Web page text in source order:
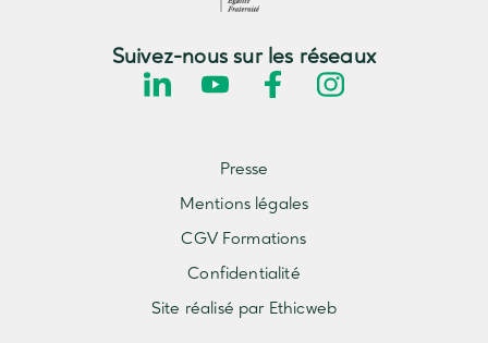
Suivez-nous sur les réseaux
Presse
Mentions légales
CGV Formations
Confidentialité
Site réalisé par Ethicweb